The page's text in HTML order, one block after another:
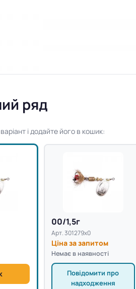
ряд
і додайте його в кошик:
00/1,5г
Арт. 301279x0
Ціна за запитом
Немає в наявності
Повідомити про
надходження